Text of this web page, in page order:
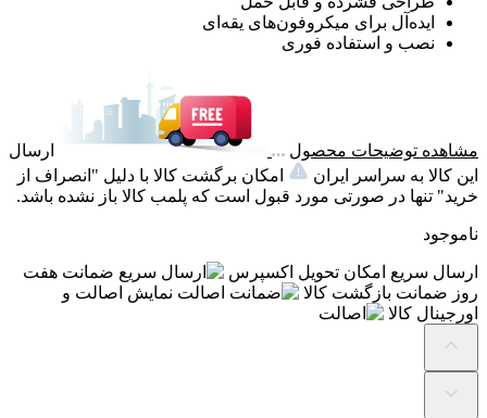
ایده‌آل برای میکروفون‌های یقه‌ای
نصب و استفاده فوری
مشاهده توضیحات محصول
ارسال
این کالا به سراسر ایران
امکان برگشت کالا با دلیل "انصراف از
خرید" تنها در صورتی مورد قبول است که پلمب کالا باز نشده باشد.
ناموجود
ارسال سریع امکان تحویل اکسپرس ضمانت هفت
روز ضمانت بازگشت کالا
اصالت نمایش اصالت و
اورجینال کالا